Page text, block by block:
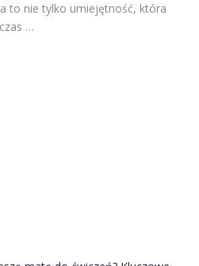
to nie tylko umiejętność, która
…